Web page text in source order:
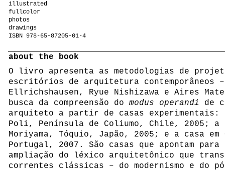
illustrated
fullcolor
photos
drawings
ISBN 978-65-87205-01-4
about the book
O livro apresenta as metodologias de
escritórios de arquitetura contemporâneos –
Ellrichshausen, Ryue Nishizawa e Aires
busca da compreensão do modus operandi
de
arquiteto a partir de casas experimentais:
Poli, Península de Coliumo, Chile, 2005; a
Moriyama, Tóquio, Japão, 2005; e a casa em
Portugal, 2007. São casas que apontam para
ampliação do léxico arquitetônico que
correntes clássicas – do modernismo e do